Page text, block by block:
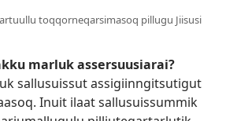
toqqorneqarsimasoq pillugu Jiisusi
marluk assersuusiarai?
sallusuissut assigiinngitsutigut
Inuit ilaat sallusuissummik